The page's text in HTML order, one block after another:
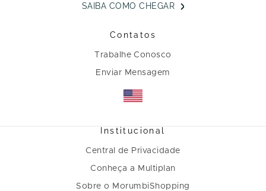
SAIBA COMO CHEGAR
Contatos
Trabalhe Conosco
Enviar Mensagem
Institucional
Central de Privacidade
Conheça a Multiplan
Sobre o MorumbiShopping